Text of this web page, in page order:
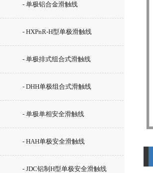
- 单极铝合金滑触线
- HXPnR-H型单极滑触线
- 单极排式组合式滑触线
- DHH单极组合式滑触线
- 单极单相安全滑触线
- HAH单极安全滑触线
- JDC铝制H型单极安全滑触线